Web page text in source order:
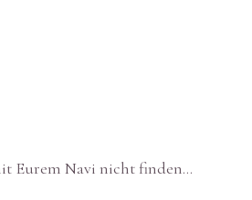
Eurem Navi nicht finden…